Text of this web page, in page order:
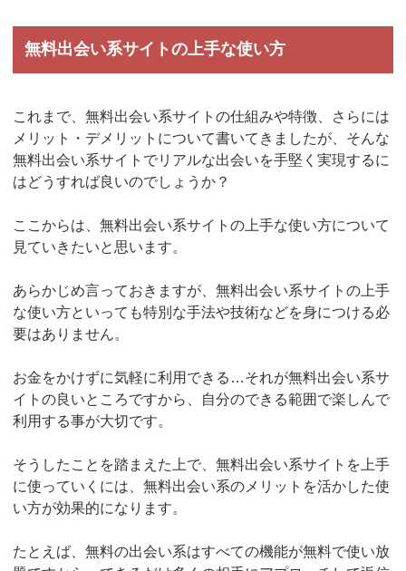
無料出会い系サイトの上手な使い方
これまで、無料出会い系サイトの仕組みや特徴、さらには
メリット・デメリットについて書いてきましたが、そんな
無料出会い系サイトでリアルな出会いを手堅く実現するに
はどうすれば良いのでしょうか？
ここからは、無料出会い系サイトの上手な使い方について
見ていきたいと思います。
あらかじめ言っておきますが、無料出会い系サイトの上手
な使い方といっても特別な手法や技術などを身につける必
要はありません。
お金をかけずに気軽に利用できる…それが無料出会い系サ
イトの良いところですから、自分のできる範囲で楽しんで
利用する事が大切です。
そうしたことを踏まえた上で、無料出会い系サイトを上手
に使っていくには、無料出会い系のメリットを活かした使
い方が効果的になります。
たとえば、無料の出会い系はすべての機能が無料で使い放